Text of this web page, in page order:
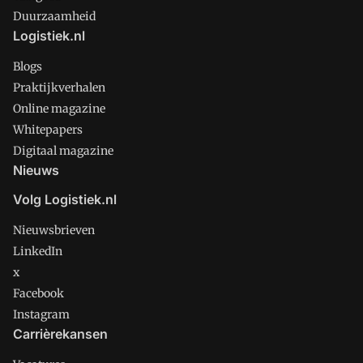
Duurzaamheid
Logistiek.nl
Blogs
Praktijkverhalen
Online magazine
Whitepapers
Digitaal magazine
Nieuws
Volg Logistiek.nl
Nieuwsbrieven
LinkedIn
x
Facebook
Instagram
Carrièrekansen